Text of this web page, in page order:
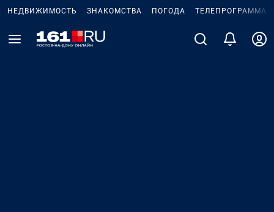
НЕДВИЖИМОСТЬ ЗНАКОМСТВА ПОГОДА ТЕЛЕПРОГРАММА